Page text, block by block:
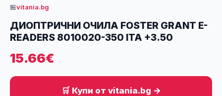
🏪vitania.bg
ДИОПТРИЧНИ ОЧИЛА FOSTER GRANT E-
READERS 8010020-350 ITA +3.50
15.66€
🛒 Купи от vitania.bg →